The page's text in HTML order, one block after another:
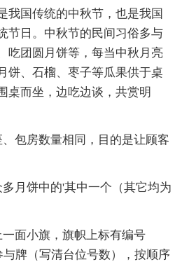
国传统的中秋节，也是我国
节日。中秋节的民间习俗多与
吃团圆月饼等，每当中秋月亮
饼、石榴、枣子等瓜果供于桌
桌而坐，边吃边谈，共赏明
房数量相同，目的是让顾客
饼中的'其中一个（其它均为
面小旗，旗帜上标有编号
牌（写清台位号数），按顺序